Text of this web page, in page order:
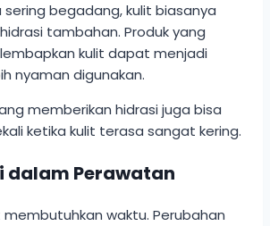
sering begadang, kulit biasanya
tambahan. Produk yang
kulit dapat menjadi
nyaman digunakan.
memberikan hidrasi juga bisa
ketika kulit terasa sangat kering.
dalam Perawatan
waktu. Perubahan